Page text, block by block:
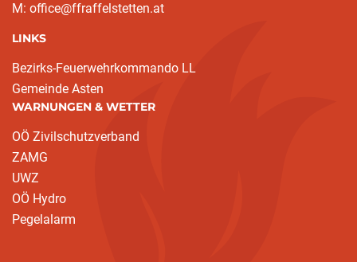
M: office@ffraffelstetten.at
LINKS
Bezirks-Feuerwehrkommando LL
Gemeinde Asten
WARNUNGEN & WETTER
OÖ Zivilschutzverband
ZAMG
UWZ
OÖ Hydro
Pegelalarm